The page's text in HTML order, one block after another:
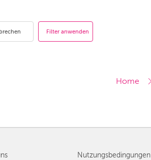
Home
Nutzungsbedingungen